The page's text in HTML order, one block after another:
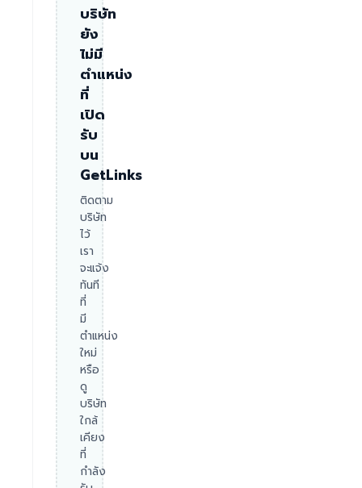
บริษัท
ยัง
ไม่มี
ตำแหน่ง
ที่
เปิด
รับ
บน
GetLinks
ติดตาม
บริษัท
ไว้
เรา
จะแจ้ง
ทันที
ที่
มี
ตำแหน่ง
ใหม่
หรือ
ดู
บริษัท
ใกล้
เคียง
ที่
กำลัง